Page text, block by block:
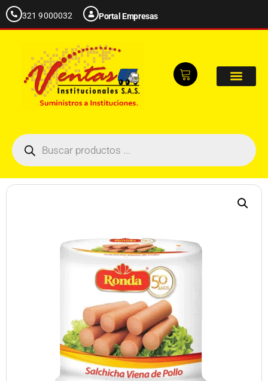
321 9000032 Portal Empresas